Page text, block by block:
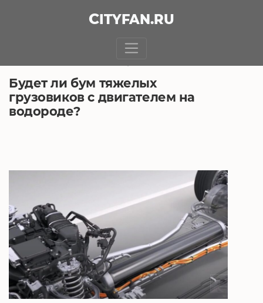
CITYFAN.RU
Будет ли бум тяжелых
грузовиков с двигателем на
водороде?